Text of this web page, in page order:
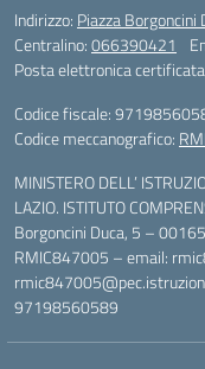
Indirizzo: Piazza
Centralino:066390421
Posta elettronica certificata
Codice fiscale:
Codice meccanografico:
MINISTERO DELL’
LAZIO. ISTITUTO
Borgoncini Duca, 5 –
RMIC847005 – email:
97198560589